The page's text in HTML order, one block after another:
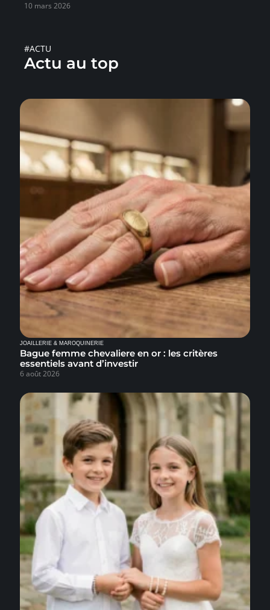
10 mars 2026
#ACTU
Actu au top
JOAILLERIE & MAROQUINERIE
Bague femme chevaliere en or : les critères
essentiels avant d’investir
6 août 2026